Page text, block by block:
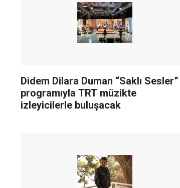
Didem Dilara Duman “Saklı Sesler”
programıyla TRT müzikte
izleyicilerle buluşacak